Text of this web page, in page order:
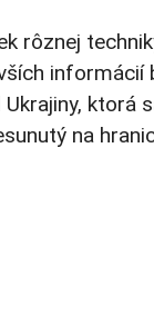
rôznej
ktorá
na